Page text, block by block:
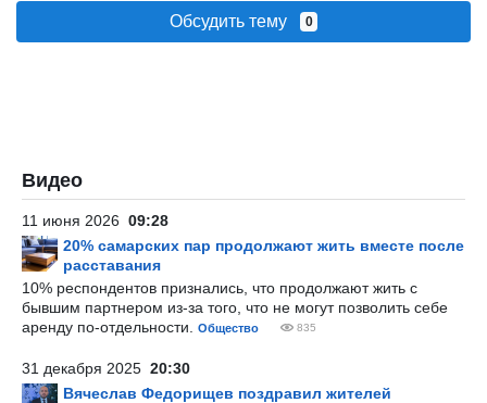
Обсудить тему 0
Видео
11 июня 2026 09:28
20% самарских пар продолжают жить вместе после
расставания
10% респондентов признались, что продолжают жить с
бывшим партнером из-за того, что не могут позволить себе
аренду по-отдельности.
Общество 835
31 декабря 2025 20:30
Вячеслав Федорищев поздравил жителей